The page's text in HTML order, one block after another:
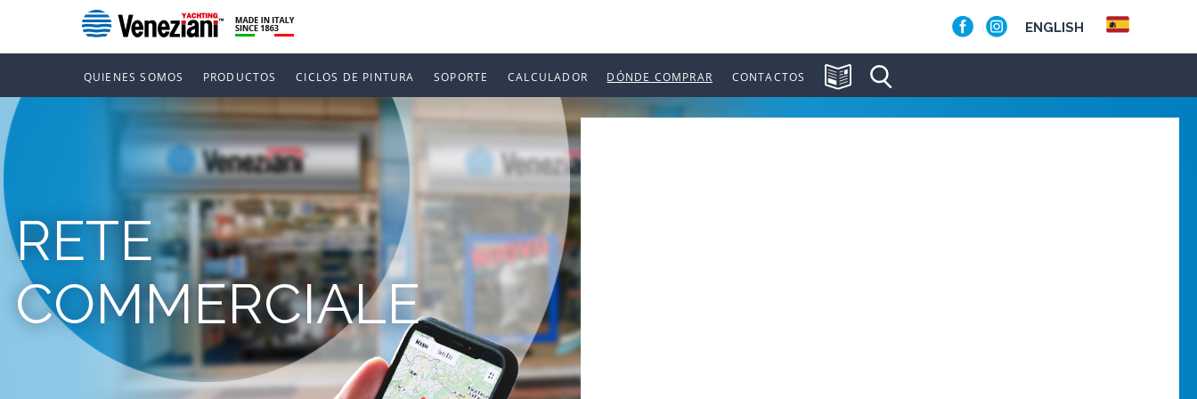
ENGLISH
QUIENES SOMOS PRODUCTOS CICLOS DE PINTURA SOPORTE CALCULADOR DÓNDE COMPRAR CONTACTOS
RETE
COMMERCIALE